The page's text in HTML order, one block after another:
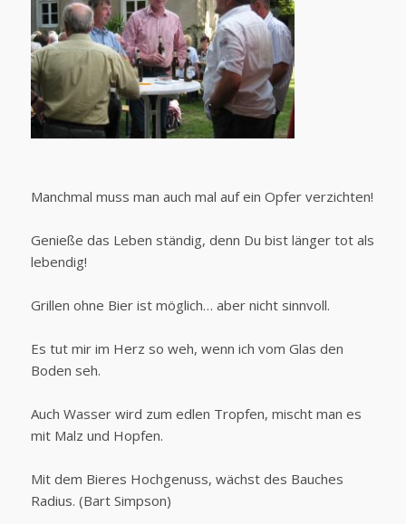
Manchmal muss man auch mal auf ein Opfer verzichten!
Genieße das Leben ständig, denn Du bist länger tot als
lebendig!
Grillen ohne Bier ist möglich… aber nicht sinnvoll.
Es tut mir im Herz so weh, wenn ich vom Glas den
Boden seh.
Auch Wasser wird zum edlen Tropfen, mischt man es
mit Malz und Hopfen.
Mit dem Bieres Hochgenuss, wächst des Bauches
Radius. (Bart Simpson)